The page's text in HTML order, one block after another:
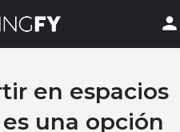
en espacios
una opción